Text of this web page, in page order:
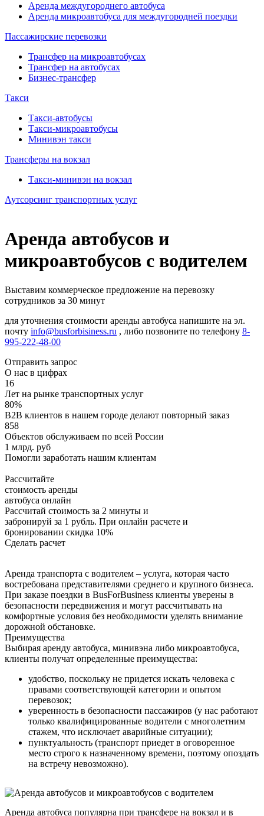
Аренда междугороднего автобуса
Аренда микроавтобуса для междугородней поездки
Пассажирские перевозки
Трансфер на микроавтобусах
Трансфер на автобусах
Бизнес-трансфер
Такси
Такси-автобусы
Такси-микроавтобусы
Минивэн такси
Трансферы на вокзал
Такси-минивэн на вокзал
Аутсорсинг транспортных услуг
Аренда автобусов и
микроавтобусов с водителем
Выставим коммерческое предложение на перевозку
сотрудников за 30 минут
для уточнения стоимости аренды автобуса напишите на эл.
почту info@busforbisiness.ru , либо позвоните по телефону 8-
995-222-48-00
Отправить запрос
О нас в цифрах
16
Лет на рынке транспортных услуг
80%
B2B клиентов в нашем городе делают повторный заказ
858
Объектов обслуживаем по всей России
1 млрд. руб
Помогли заработать нашим клиентам
Рассчитайте
стоимость аренды
автобуса онлайн
Рассчитай стоимость за 2 минуты и
забронируй за 1 рубль. При онлайн расчете и
бронировании скидка 10%
Сделать расчет
Аренда транспорта с водителем – услуга, которая часто
востребована представителями среднего и крупного бизнеса.
При заказе поездки в BusForBusiness клиенты уверены в
безопасности передвижения и могут рассчитывать на
комфортные условия без необходимости уделять внимание
дорожной обстановке.
Преимущества
Выбирая аренду автобуса, минивэна либо микроавтобуса,
клиенты получат определенные преимущества:
удобство, поскольку не придется искать человека с
правами соответствующей категории и опытом
перевозок;
уверенность в безопасности пассажиров (у нас работают
только квалифицированные водители с многолетним
стажем, что исключает аварийные ситуации);
пунктуальность (транспорт приедет в оговоренное
место строго к назначенному времени, поэтому опоздать
на встречу невозможно).
Аренда автобуса популярна при трансфере на вокзал и в